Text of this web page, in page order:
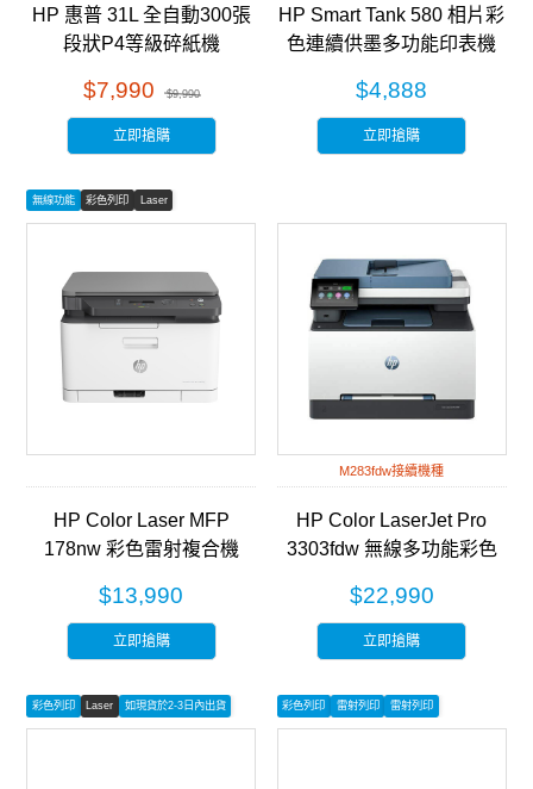
HP 惠普 31L 全自動300張
段狀P4等級碎紙機
$7,990 $9,990
立即搶購
HP Smart Tank 580 相片彩
色連續供墨多功能印表機
$4,888
立即搶購
無線功能 彩色列印 Laser
HP Color Laser MFP
178nw 彩色雷射複合機
$13,990
立即搶購
M283fdw接續機種
HP Color LaserJet Pro
3303fdw 無線多功能彩色
$22,990
立即搶購
彩色列印 Laser 如現貨於2-3日內出貨 彩色列印 雷射列印 雷射列印